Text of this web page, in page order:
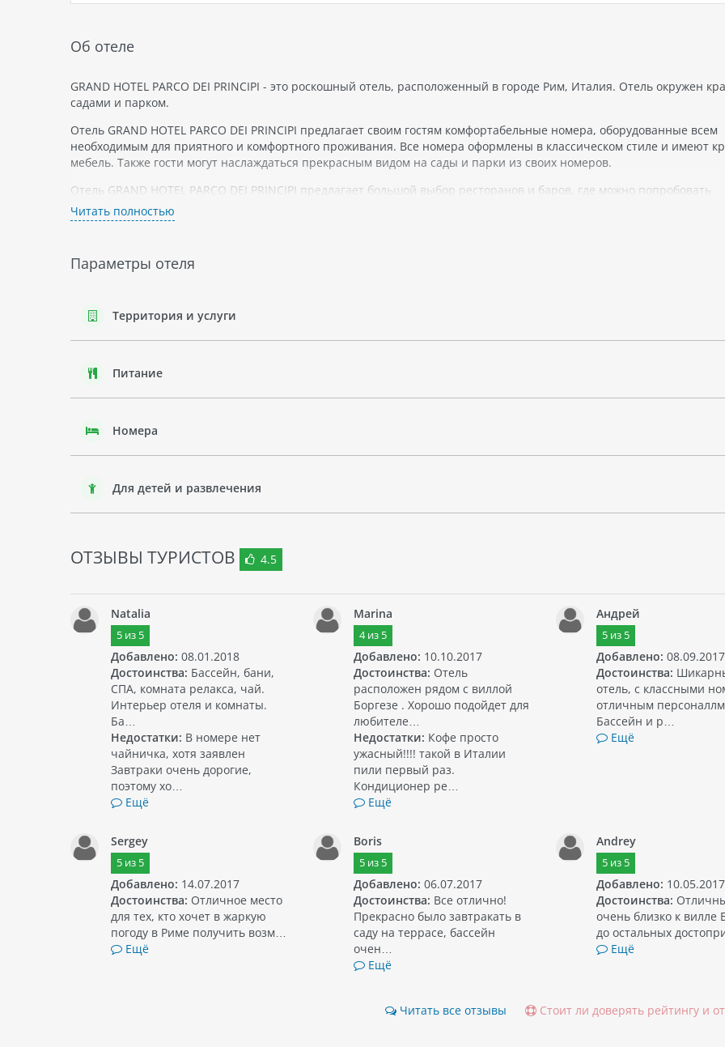
Об отеле
GRAND HOTEL PARCO DEI PRINCIPI - это роскошный отель, расположенный в городе Рим, Италия. Отель окружен
садами и парком.
Отель GRAND HOTEL PARCO DEI PRINCIPI предлагает своим гостям комфортабельные номера, оборудованные всем
необходимым для приятного и комфортного проживания. Все номера оформлены в классическом стиле и имеют
мебель. Также гости могут наслаждаться прекрасным видом на сады и парки из своих номеров.
Отель GRAND HOTEL PARCO DEI PRINCIPI предлагает большой выбор ресторанов и баров, где можно попробовать
традиционную итальянскую кухню или насладиться коктейлем. Также в отеле есть спа-центр, бассейн,
теннисный корт.
церемонии в роскошном зале.
Читать полностью
Параметры отеля
Территория и услуги
Питание
Номера
Для детей и развлечения
ОТЗЫВЫ ТУРИСТОВ 4.5
Natalia
5из 5
Добавлено: 08.01.2018
Достоинства: Бассейн, бани,
СПА, комната релакса, чай.
Интерьер отеля и комнаты.
Ба…
Недостатки: В номере нет
чайничка, хотя заявлен
Завтраки очень дорогие,
поэтому хо…
Ещё
Marina
4из 5
Добавлено: 10.10.2017
Достоинства: Отель
расположен рядом с виллой
Боргезе . Хорошо подойдет для
любителе…
Недостатки: Кофе просто
ужасный!!!! такой в Италии
пили первый раз.
Кондиционер ре…
Ещё
Андрей
5из 5
Добавлено: 08.09.2017
Достоинства:
отель, с классными
отличным
Бассейн и р…
Ещё
Sergey
5из 5
Добавлено: 14.07.2017
Достоинства: Отличное место
для тех, кто хочет в жаркую
погоду в Риме получить возм…
Ещё
Boris
5из 5
Добавлено: 06.07.2017
Достоинства: Все отлично!
Прекрасно было завтракать в
саду на террасе, бассейн
очен…
Ещё
Andrey
5из 5
Добавлено: 10.05.2017
Достоинства:
очень близко к вилле
до остальных
Ещё
Читать все отзывы Стоит ли доверять рейтингу и